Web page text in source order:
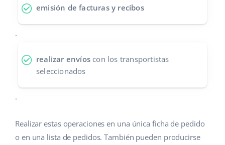
中文
emisión de facturas y recibos
.
realizar envíos con los transportistas
seleccionados
.
Realizar estas operaciones en una única ficha de pedido
o en una lista de pedidos. También pueden producirse